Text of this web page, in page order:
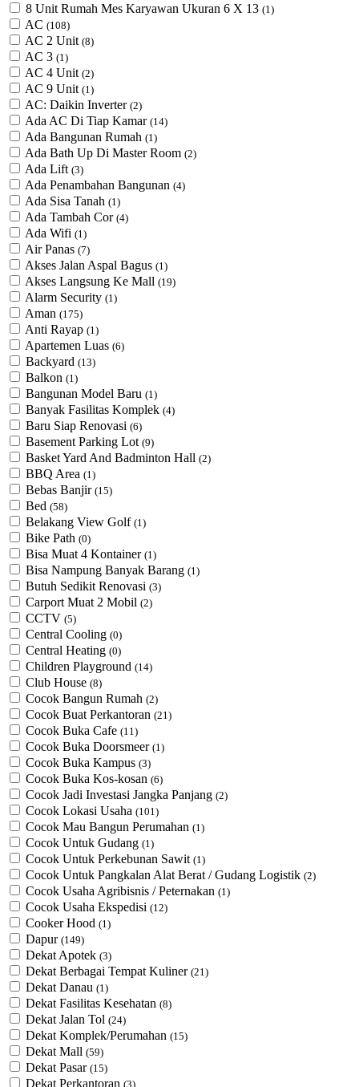
8 Unit Rumah Mes Karyawan Ukuran 6 X 13 (1)
AC (108)
AC 2 Unit (8)
AC 3 (1)
AC 4 Unit (2)
AC 9 Unit (1)
AC: Daikin Inverter (2)
Ada AC Di Tiap Kamar (14)
Ada Bangunan Rumah (1)
Ada Bath Up Di Master Room (2)
Ada Lift (3)
Ada Penambahan Bangunan (4)
Ada Sisa Tanah (1)
Ada Tambah Cor (4)
Ada Wifi (1)
Air Panas (7)
Akses Jalan Aspal Bagus (1)
Akses Langsung Ke Mall (19)
Alarm Security (1)
Aman (175)
Anti Rayap (1)
Apartemen Luas (6)
Backyard (13)
Balkon (1)
Bangunan Model Baru (1)
Banyak Fasilitas Komplek (4)
Baru Siap Renovasi (6)
Basement Parking Lot (9)
Basket Yard And Badminton Hall (2)
BBQ Area (1)
Bebas Banjir (15)
Bed (58)
Belakang View Golf (1)
Bike Path (0)
Bisa Muat 4 Kontainer (1)
Bisa Nampung Banyak Barang (1)
Butuh Sedikit Renovasi (3)
Carport Muat 2 Mobil (2)
CCTV (5)
Central Cooling (0)
Central Heating (0)
Children Playground (14)
Club House (8)
Cocok Bangun Rumah (2)
Cocok Buat Perkantoran (21)
Cocok Buka Cafe (11)
Cocok Buka Doorsmeer (1)
Cocok Buka Kampus (3)
Cocok Buka Kos-kosan (6)
Cocok Jadi Investasi Jangka Panjang (2)
Cocok Lokasi Usaha (101)
Cocok Mau Bangun Perumahan (1)
Cocok Untuk Gudang (1)
Cocok Untuk Perkebunan Sawit (1)
Cocok Untuk ​Pangkalan Alat Berat / Gudang Logistik (2)
Cocok Usaha Agribisnis / Peternakan (1)
Cocok Usaha Ekspedisi (12)
Cooker Hood (1)
Dapur (149)
Dekat Apotek (3)
Dekat Berbagai Tempat Kuliner (21)
Dekat Danau (1)
Dekat Fasilitas Kesehatan (8)
Dekat Jalan Tol (24)
Dekat Komplek/Perumahan (15)
Dekat Mall (59)
Dekat Pasar (15)
Dekat Perkantoran (3)